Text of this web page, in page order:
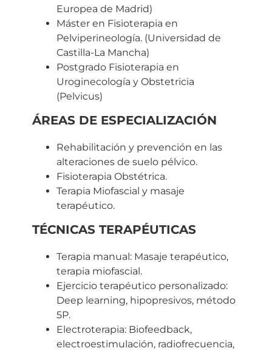
Europea de Madrid)
Máster en Fisioterapia en
Pelviperineología. (Universidad de
Castilla-La Mancha)
Postgrado Fisioterapia en
Uroginecología y Obstetricia
(Pelvicus)
ÁREAS DE ESPECIALIZACIÓN
Rehabilitación y prevención en las
alteraciones de suelo pélvico.
Fisioterapia Obstétrica.
Terapia Miofascial y masaje
terapéutico.
TÉCNICAS TERAPÉUTICAS
Terapia manual: Masaje terapéutico,
terapia miofascial.
Ejercicio terapéutico personalizado:
Deep learning, hipopresivos, método
5P.
Electroterapia: Biofeedback,
electroestimulación, radiofrecuencia,